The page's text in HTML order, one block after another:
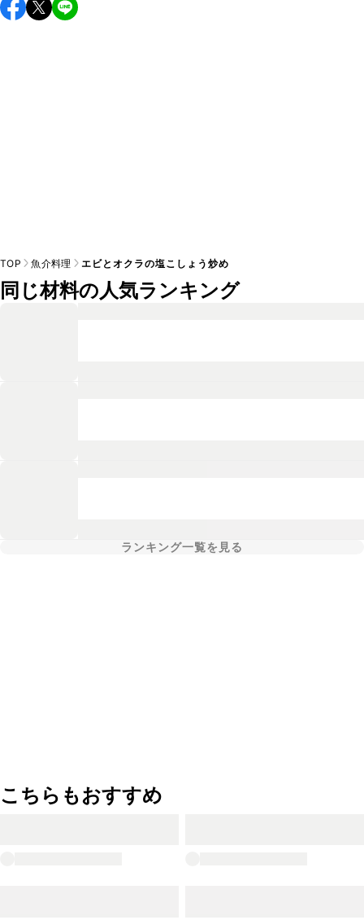
し上がりください。
TOP 魚介料理 エビとオクラの塩こしょう炒め
同じ材料の人気ランキング
ランキング一覧を見る
こちらもおすすめ